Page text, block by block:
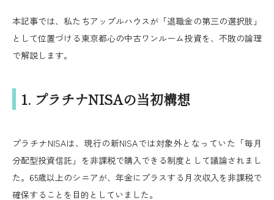
本記事では、私たちアップルハウスが「退職金の第三の選択肢」
として位置づける東京都心の中古ワンルーム投資を、不敗の論理
で解説します。
1. プラチナNISAの当初構想
プラチナNISAは、現行の新NISAでは対象外となっていた「毎月
分配型投資信託」を非課税で購入できる制度として議論されまし
た。65歳以上のシニアが、年金にプラスする月次収入を非課税で
確保することを目的としていました。